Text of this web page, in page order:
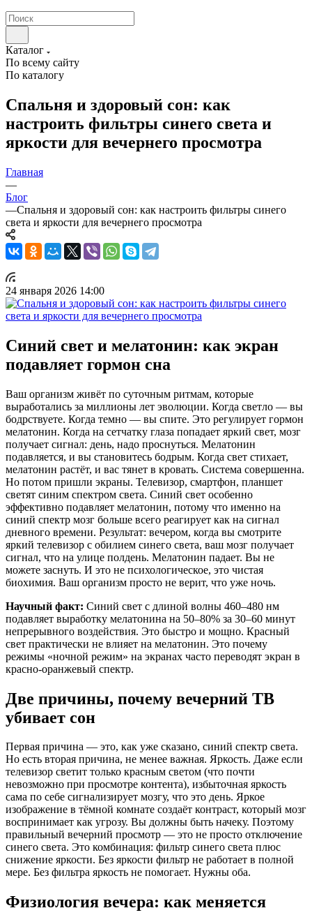
Каталог
По всему сайту
По каталогу
Спальня и здоровый сон: как
настроить фильтры синего света и
яркости для вечернего просмотра
Главная
—
Блог
—Спальня и здоровый сон: как настроить фильтры синего
света и яркости для вечернего просмотра
24 января 2026 14:00
Синий свет и мелатонин: как экран
подавляет гормон сна
Ваш организм живёт по суточным ритмам, которые
выработались за миллионы лет эволюции. Когда светло — вы
бодрствуете. Когда темно — вы спите. Это регулирует гормон
мелатонин. Когда на сетчатку глаза попадает яркий свет, мозг
получает сигнал: день, надо проснуться. Мелатонин
подавляется, и вы становитесь бодрым. Когда свет стихает,
мелатонин растёт, и вас тянет в кровать. Система совершенна.
Но потом пришли экраны. Телевизор, смартфон, планшет
светят синим спектром света. Синий свет особенно
эффективно подавляет мелатонин, потому что именно на
синий спектр мозг больше всего реагирует как на сигнал
дневного времени. Результат: вечером, когда вы смотрите
яркий телевизор с обилием синего света, ваш мозг получает
сигнал, что на улице полдень. Мелатонин падает. Вы не
можете заснуть. И это не психологическое, это чистая
биохимия. Ваш организм просто не верит, что уже ночь.
Научный факт: Синий свет с длиной волны 460–480 нм
подавляет выработку мелатонина на 50–80% за 30–60 минут
непрерывного воздействия. Это быстро и мощно. Красный
свет практически не влияет на мелатонин. Это почему
режимы «ночной режим» на экранах часто переводят экран в
красно-оранжевый спектр.
Две причины, почему вечерний ТВ
убивает сон
Первая причина — это, как уже сказано, синий спектр света.
Но есть вторая причина, не менее важная. Яркость. Даже если
телевизор светит только красным светом (что почти
невозможно при просмотре контента), избыточная яркость
сама по себе сигнализирует мозгу, что это день. Яркое
изображение в тёмной комнате создаёт контраст, который мозг
воспринимает как угрозу. Вы должны быть начеку. Поэтому
правильный вечерний просмотр — это не просто отключение
синего света. Это комбинация: фильтр синего света плюс
снижение яркости. Без яркости фильтр не работает в полной
мере. Без фильтра яркость не помогает. Нужны оба.
Физиология вечера: как меняется